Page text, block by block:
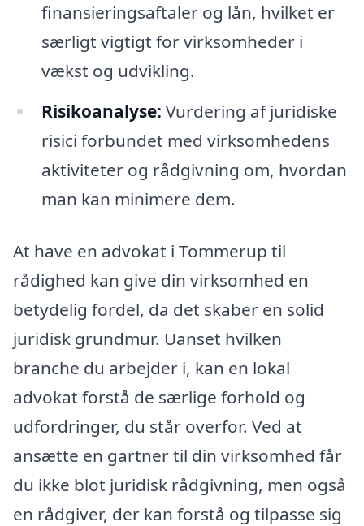
finansieringsaftaler og lån, hvilket er
særligt vigtigt for virksomheder i
vækst og udvikling.
Risikoanalyse: Vurdering af juridiske
risici forbundet med virksomhedens
aktiviteter og rådgivning om, hvordan
man kan minimere dem.
At have en advokat i Tommerup til
rådighed kan give din virksomhed en
betydelig fordel, da det skaber en solid
juridisk grundmur. Uanset hvilken
branche du arbejder i, kan en lokal
advokat forstå de særlige forhold og
udfordringer, du står overfor. Ved at
ansætte en gartner til din virksomhed får
du ikke blot juridisk rådgivning, men også
en rådgiver, der kan forstå og tilpasse sig